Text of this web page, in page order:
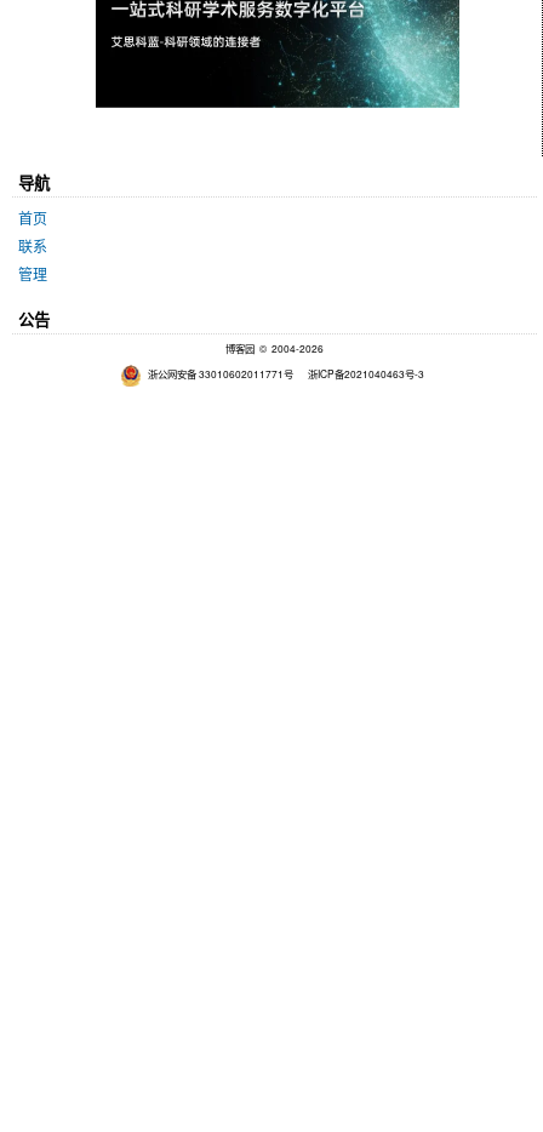
导航
首页
联系
管理
公告
博客园 © 2004-2026
浙公网安备 33010602011771号
浙ICP备2021040463号-3